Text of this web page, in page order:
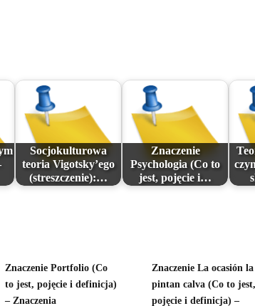
Socjokulturowa
teoria Vigotsky’ego
(streszczenie):…
Znaczenie
Psychologia (Co to
jest, pojęcie i…
Znaczenie Portfolio (Co
to jest, pojęcie i definicja)
– Znaczenia
Znaczenie La ocasión la
pintan calva (Co to jest,
pojęcie i definicja) –